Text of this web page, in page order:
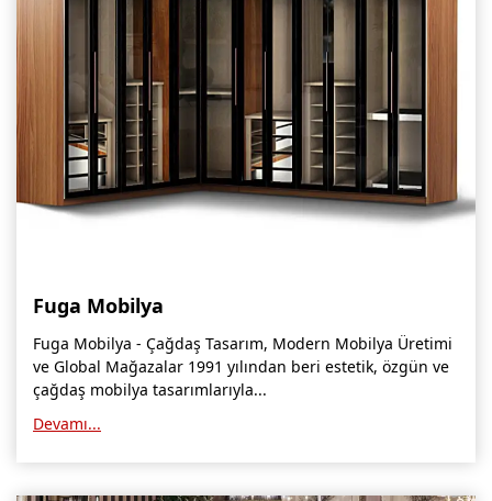
Fuga Mobilya
Fuga Mobilya - Çağdaş Tasarım, Modern Mobilya Üretimi
ve Global Mağazalar 1991 yılından beri estetik, özgün ve
çağdaş mobilya tasarımlarıyla...
Devamı...